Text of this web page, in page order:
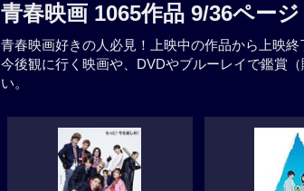
青春映画 1065作品 9/36ページ
青春映画好きの人必見！上映中の作品から上映
今後観に行く映画や、DVDやブルーレイで鑑賞
い。